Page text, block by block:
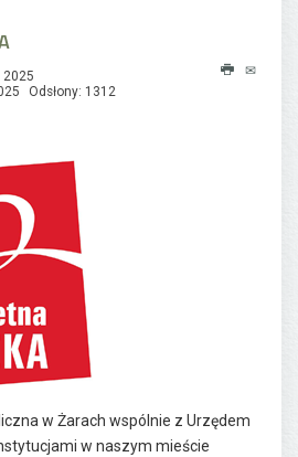
2025
Odsłony: 1312
w Żarach wspólnie z Urzędem
w naszym mieście